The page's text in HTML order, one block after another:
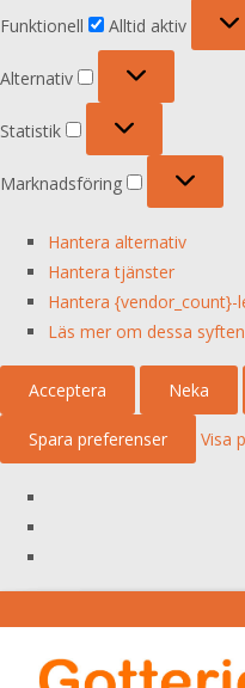
Funktionell
Alltid aktiv
Alternativ
Statistik
Marknadsföring
Hantera alternativ
Hantera tjänster
Hantera {vendor_count}-
Läs mer om dessa syften
Acceptera Neka
Spara preferenser Visa